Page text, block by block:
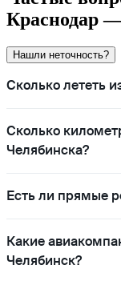
Краснодар
Нашли неточность?
Сколько лететь
Сколько
Челябинска?
Есть ли прямые
Какие
Челябинск?